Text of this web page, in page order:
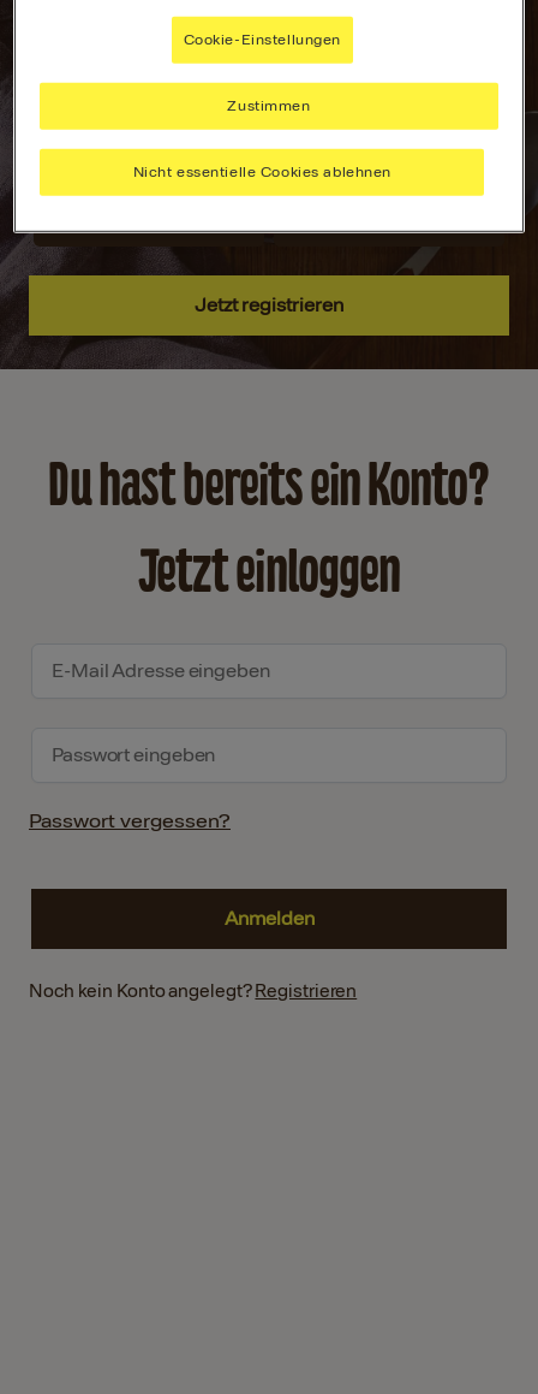
suchen –
speichere deine
aller liebsten
Rezepte, sammle
Inspiration und
hab alles immer
griffbereit.
Plane deine
Mahlzeiten mit
dem MAGGI
passend zu
deinen Vorlieben.
Jetzt registrieren
Du hast bereits ein Konto?
Jetzt einloggen
Passwort vergessen?
Noch kein Konto angelegt? Registrieren
Cookie-Einstellungen
Nicht essentielle Cookies ablehnen
Zustimmen